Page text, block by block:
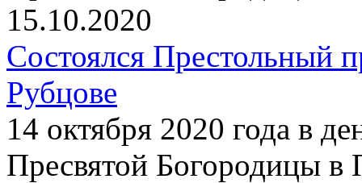
15.10.2020
Состоялся Престольный
Рубцове
14 октября 2020 года в
Пресвятой Богородицы в